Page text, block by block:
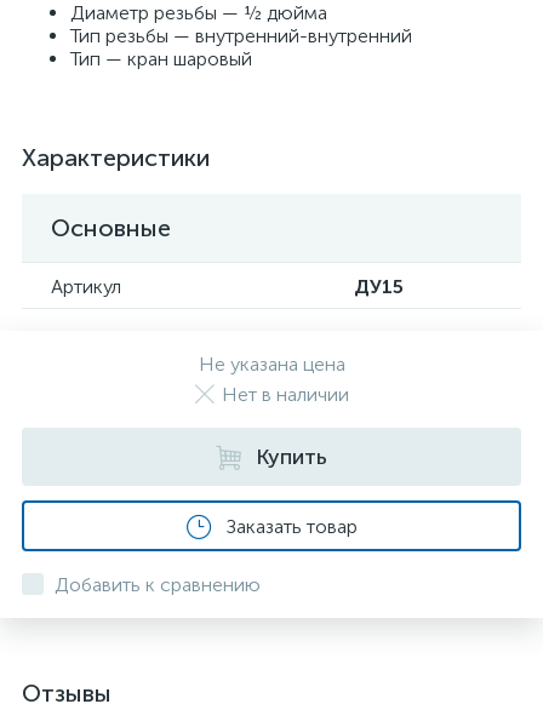
Диаметр резьбы — ½ дюйма
Тип резьбы — внутренний-внутренний
Тип — кран шаровый
Характеристики
Основные
Артикул ДУ15
Не указана цена
Нет в наличии
Купить
Заказать товар
Добавить к сравнению
Отзывы